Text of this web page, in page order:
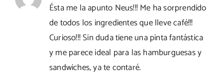
Ésta me la apunto Neus!!! Me ha sorprendido
de todos los ingredientes que lleve café!!!
Curioso!!! Sin duda tiene una pinta fantástica
y me parece ideal para las hamburguesas y
sandwiches, ya te contaré.